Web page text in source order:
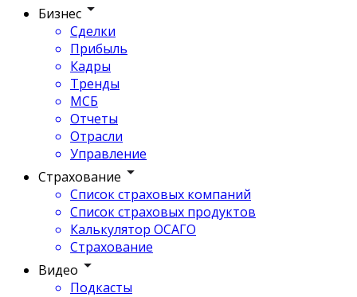
Бизнес
Сделки
Прибыль
Кадры
Тренды
МСБ
Отчеты
Отрасли
Управление
Страхование
Список страховых компаний
Список страховых продуктов
Калькулятор ОСАГО
Страхование
Видео
Подкасты